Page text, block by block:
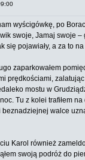
wyścigówkę, po
swoje, Jamaj swoje
się pojawiały, a za to
zaparkowałem
prędkościami,
mostu w
Tu z kolei trafiłem
walce
Karol również
swoją podróż do